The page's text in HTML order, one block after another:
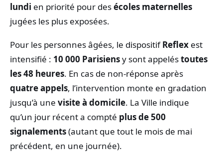
lundi en priorité pour desécoles maternelles
jugées les plus exposées.
Pour les personnes âgées, le dispositifReflex est
intensifié : 10 000 Parisiensy sont appeléstoutes
les 48 heures. En cas de non-réponse après
quatre appels, l’intervention monte en gradation
jusqu’à une visite à domicile. La Ville indique
qu’un jour récent a compté plus de 500
signalements(autant que tout le mois de mai
précédent, en une journée).